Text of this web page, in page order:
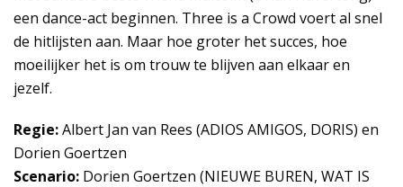
een dance-act beginnen. Three is a Crowd voert al snel
de hitlijsten aan. Maar hoe groter het succes, hoe
moeilijker het is om trouw te blijven aan elkaar en
jezelf.
Regie:Albert Jan van Rees (ADIOS AMIGOS, DORIS) en
Dorien Goertzen
Scenario: Dorien Goertzen (NIEUWE BUREN, WAT IS